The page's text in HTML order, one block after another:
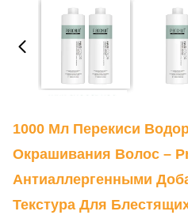
1000 Мл Перекиси
Окрашивания Волос –
Антиаллергенными
Текстура Для